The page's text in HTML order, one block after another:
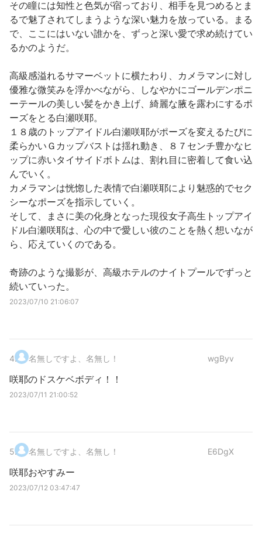
その瞳には知性と色気が宿っており、相手を見つめるとま
るで魅了されてしまうような深い魅力を放っている。まる
で、ここにはいない誰かを、ずっと深い愛で求め続けてい
るかのようだ。
高級感溢れるサマーベットに横たわり、カメラマンに対し
優雅な微笑みを浮かべながら、しなやかにゴールデンポニ
ーテールの美しい髪をかき上げ、綺麗な腋を露わにするポ
ーズをとる白瀬咲耶。
１８歳のトップアイドル白瀬咲耶がポーズを変えるたびに
柔らかいＧカップバストは揺れ動き、８７センチ豊かなヒ
ップに赤いタイサイドボトムは、割れ目に密着して食い込
んでいく。
カメラマンは恍惚した表情で白瀬咲耶により魅惑的でセク
シーなポーズを指示していく。
そして、まさに美の化身となった現役女子高生トップアイ
ドル白瀬咲耶は、心の中で愛しい彼のことを熱く想いなが
ら、応えていくのである。
奇跡のような撮影が、高級ホテルのナイトプールでずっと
続いていった。
2023/07/10 21:06:07
4. 名無しですよ、名無し！ wgByv
咲耶のドスケベボディ！！
2023/07/11 21:00:52
5. 名無しですよ、名無し！ E6DgX
咲耶おやすみー
2023/07/12 03:47:47